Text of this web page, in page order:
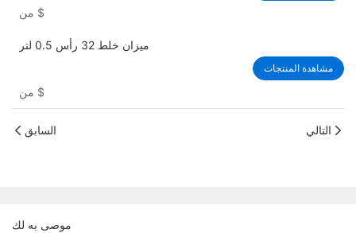
$
ميزان خلط 32 رأس 0.5 لتر
$
مشاهدة المنتجات
السابق التالي
موصى به لك